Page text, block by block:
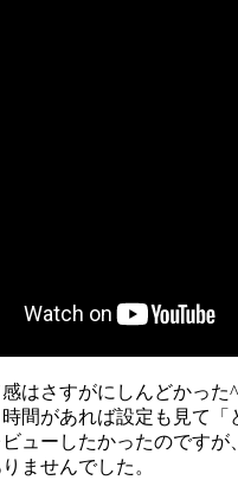
はさすがにしんどかった
間があれば設定も見て「
ューしたかったのですが
ませんでした。